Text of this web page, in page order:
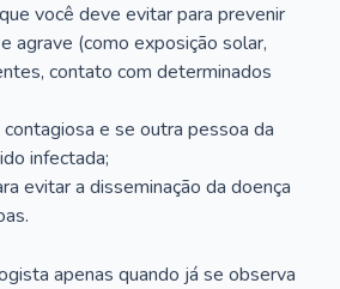
você deve evitar para prevenir
agrave (como exposição solar,
contato com determinados
e se outra pessoa da
infectada;
evitar a disseminação da doença
apenas quando já se observa